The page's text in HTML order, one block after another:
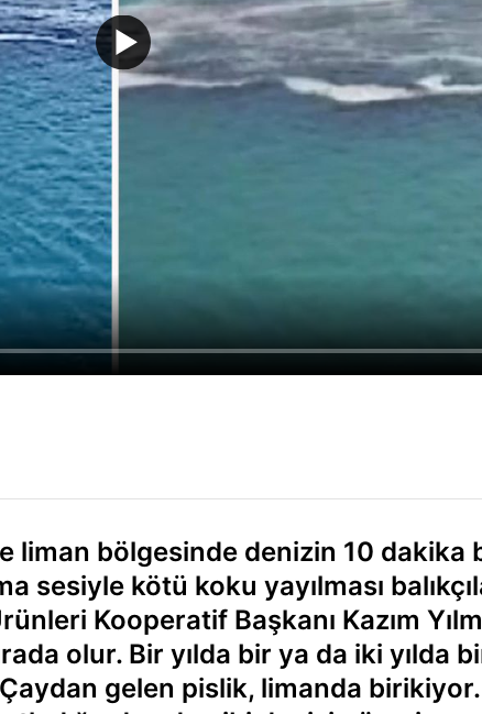
liman bölgesinde denizin 10 dakika
sesiyle kötü koku yayılması
Kooperatif Başkanı Kazım
olur. Bir yılda bir ya da iki yılda
gelen pislik, limanda